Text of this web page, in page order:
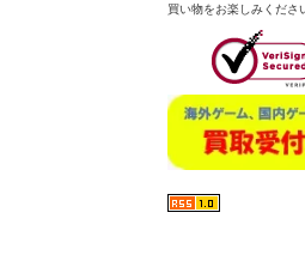
買い物をお楽しみくださ